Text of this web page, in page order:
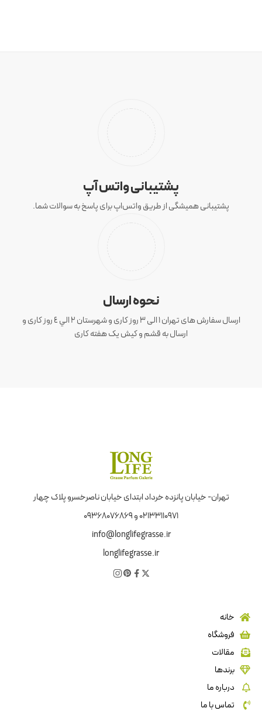
پشتیبانی واتس آپ
پشتیبانی همیشگی از طریق واتس‌اپ برای پاسخ به سوالات شما.
نحوه ارسال
ارسال سفارش های تهران 1 الی 3 روز کاری و شهرستان ٢ الي ٤ روز کاری و
ارسال به قشم و کیش یک هفته کاری
تهران- خیابان پانزده خرداد ابتدای خیابان ناصرخسرو پلاک چهار
02133110971 و 09368076869
info@longlifegrasse.ir
longlifegrasse.ir
خانه
فروشگاه
مقالات
برندها
درباره ما
تماس با ما